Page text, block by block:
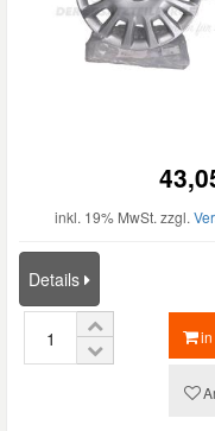
inkl. 19% MwSt. zzgl.
Details